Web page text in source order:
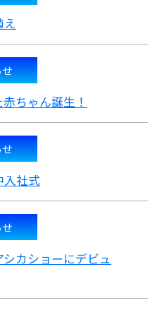
え
ちゃん誕生！
社式
カショーにデビュ